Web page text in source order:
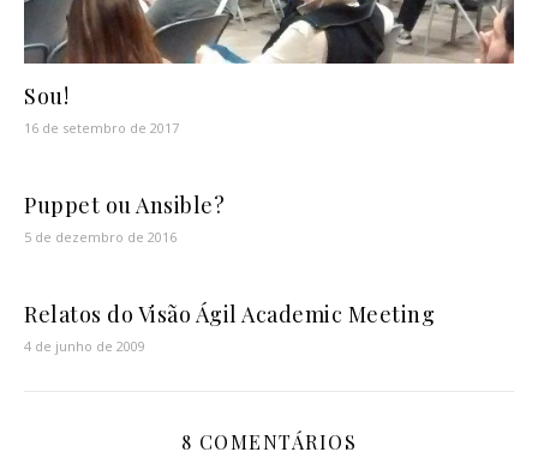
Sou!
16 de setembro de 2017
Puppet ou Ansible?
5 de dezembro de 2016
Relatos do Visão Ágil Academic Meeting
4 de junho de 2009
8 COMENTÁRIOS